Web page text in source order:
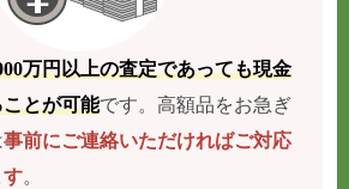
万円以上の査定であっても現金
とが可能です。高額品をお急ぎ
事前にご連絡いただければご対応
す。